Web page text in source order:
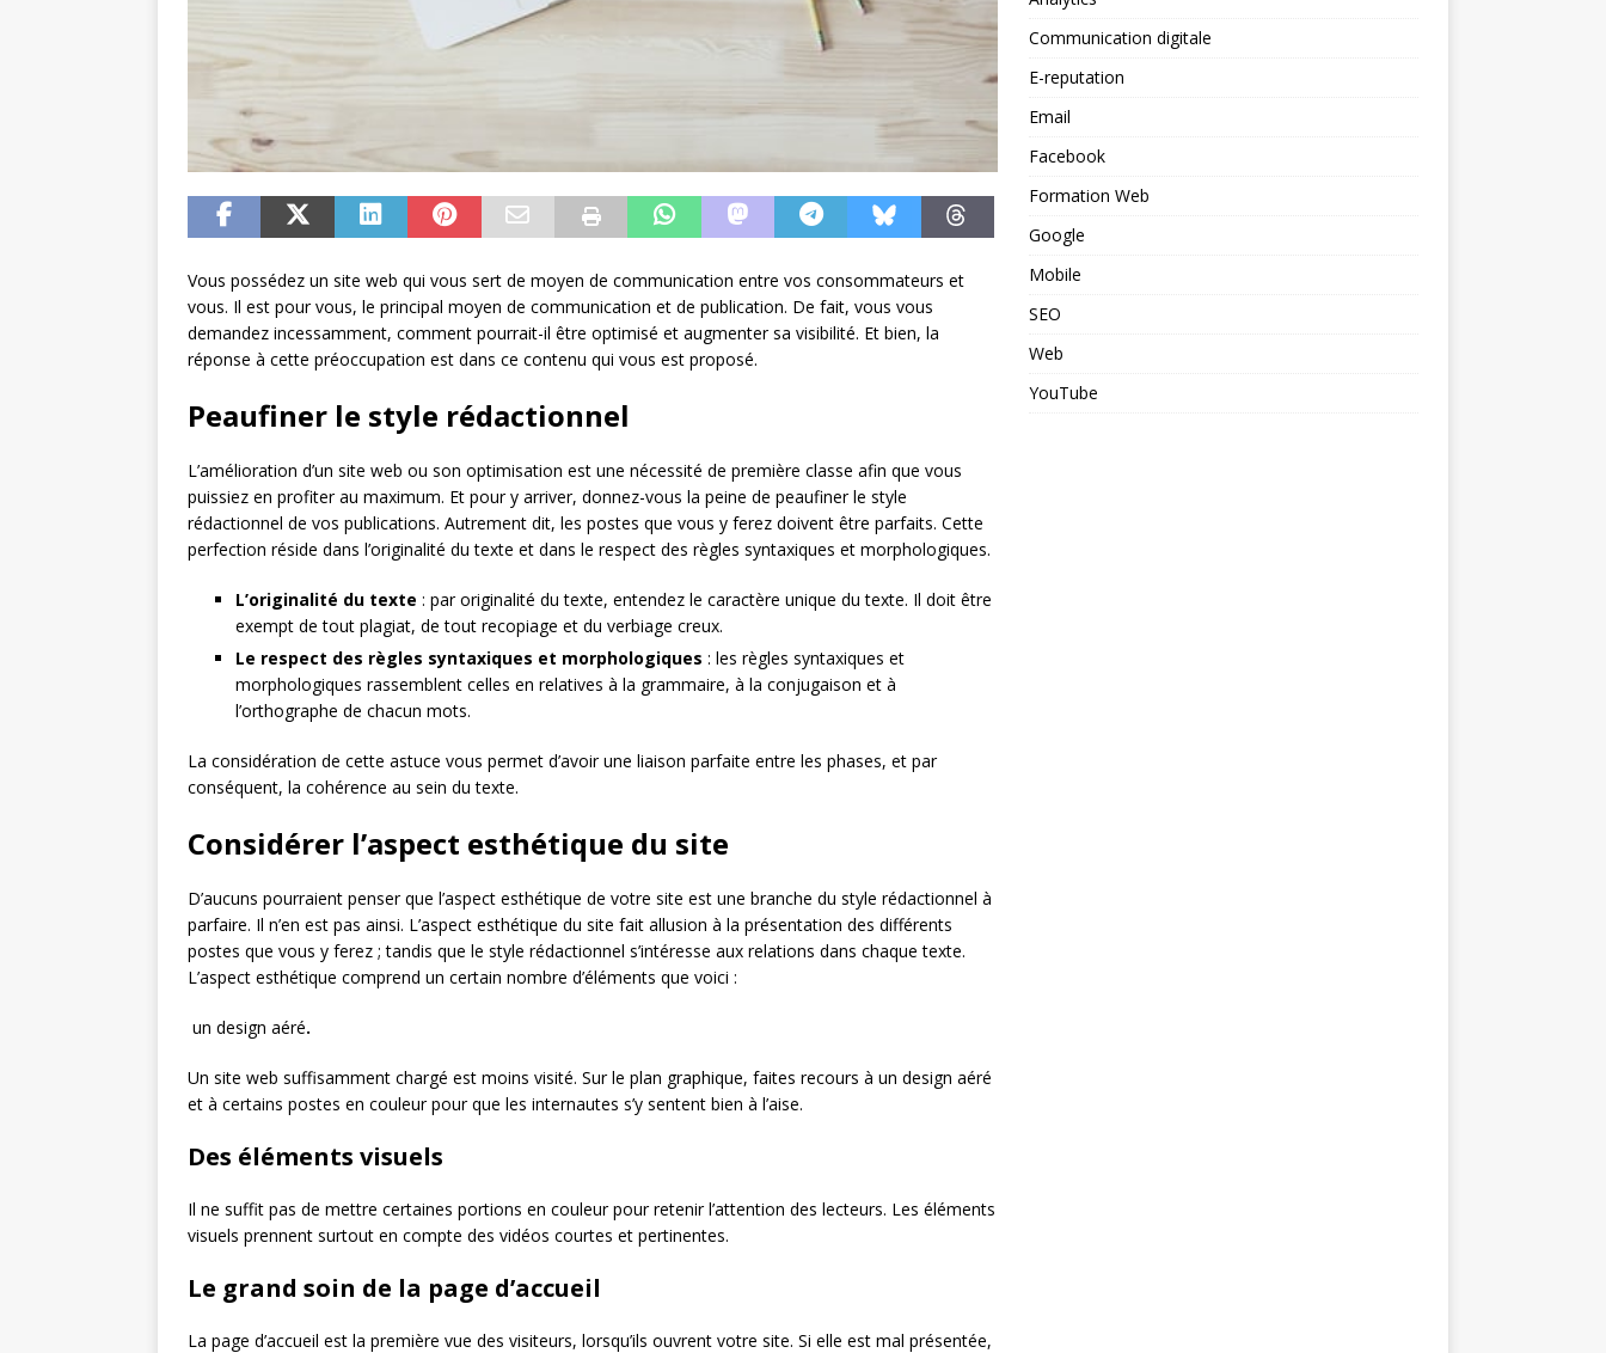
Vous possédez un site web qui vous sert de moyen de communication entre vos consommateurs et
vous. Il est pour vous, le principal moyen de communication et de publication. De fait, vous vous
demandez incessamment, comment pourrait-il être optimisé et augmenter sa visibilité. Et bien, la
réponse à cette préoccupation est dans ce contenu qui vous est proposé.
Peaufiner le style rédactionnel
L’amélioration d’un site web ou son optimisation est une nécessité de première classe afin que vous
puissiez en profiter au maximum. Et pour y arriver, donnez-vous la peine de peaufiner le style
rédactionnel de vos publications. Autrement dit, les postes que vous y ferez doivent être parfaits. Cette
perfection réside dans l’originalité du texte et dans le respect des règles syntaxiques et morphologiques.
L’originalité du texte : par originalité du texte, entendez le caractère unique du texte. Il doit être
exempt de tout plagiat, de tout recopiage et du verbiage creux.
Le respect des règles syntaxiques et morphologiques : les règles syntaxiques et
morphologiques rassemblent celles en relatives à la grammaire, à la conjugaison et à
l’orthographe de chacun mots.
La considération de cette astuce vous permet d’avoir une liaison parfaite entre les phases, et par
conséquent, la cohérence au sein du texte.
Considérer l’aspect esthétique du site
D’aucuns pourraient penser que l’aspect esthétique de votre site est une branche du style rédactionnel à
parfaire. Il n’en est pas ainsi. L’aspect esthétique du site fait allusion à la présentation des différents
postes que vous y ferez ; tandis que le style rédactionnel s’intéresse aux relations dans chaque texte.
L’aspect esthétique comprend un certain nombre d’éléments que voici :
un design aéré.
Un site web suffisamment chargé est moins visité. Sur le plan graphique, faites recours à un design aéré
et à certains postes en couleur pour que les internautes s’y sentent bien à l’aise.
Des éléments visuels
Il ne suffit pas de mettre certaines portions en couleur pour retenir l’attention des lecteurs. Les éléments
visuels prennent surtout en compte des vidéos courtes et pertinentes.
Le grand soin de la page d’accueil
La page d’accueil est la première vue des visiteurs, lorsqu’ils ouvrent votre site. Si elle est mal présentée,
Communication digitale
E-reputation
Email
Facebook
Formation Web
Google
Mobile
SEO
Web
YouTube